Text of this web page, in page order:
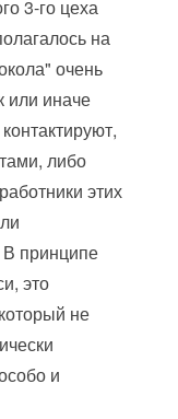
3-го цеха
на
очень
или иначе
либо
этих
В принципе
это
не
и